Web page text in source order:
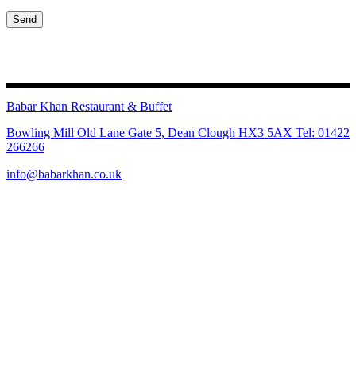
Send
Babar Khan Restaurant & Buffet
Bowling Mill Old Lane Gate 5, Dean Clough HX3 5AX Tel: 01422
266266
info@babarkhan.co.uk